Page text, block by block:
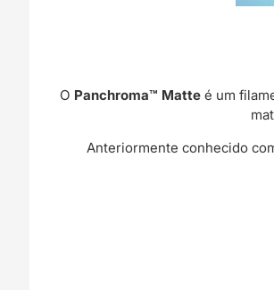
O Panchroma™ Matteé um
Anteriormente conhecido